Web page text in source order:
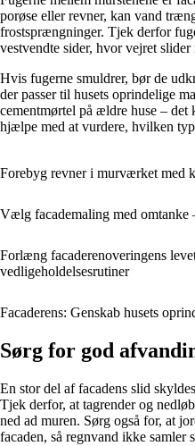
porøse eller revner, kan vand
frostsprængninger. Tjek derfor
vestvendte sider, hvor vejret slider
Hvis fugerne smuldrer, bør de
der passer til husets oprindelige
cementmørtel på ældre huse – det
hjælpe med at vurdere, hvilken
Forebyg revner i murværket med
Vælg facademaling med
Forlæng facaderenoveringens
vedligeholdelsesrutiner
Facaderens: Genskab husets
Sørg for god
En stor del af facadens slid
Tjek derfor, at tagrender og
ned ad muren. Sørg også for, at
facaden, så regnvand ikke samler